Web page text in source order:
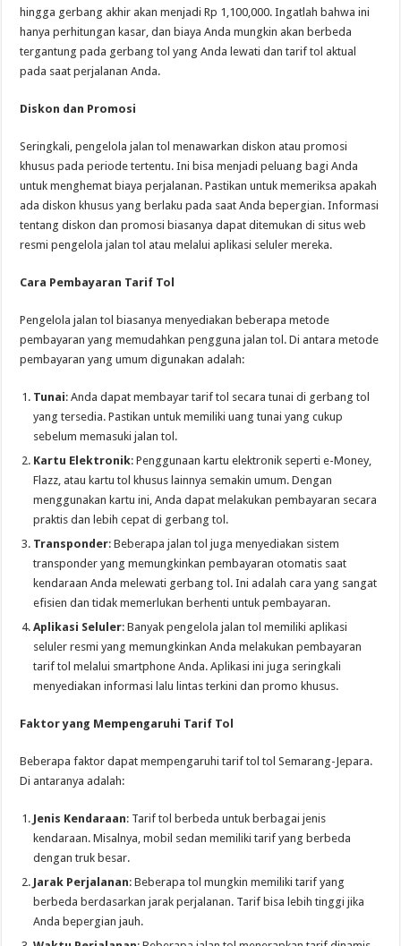
hingga gerbang akhir akan menjadi Rp 1,100,000. Ingatlah bahwa ini
hanya perhitungan kasar, dan biaya Anda mungkin akan berbeda
tergantung pada gerbang tol yang Anda lewati dan tarif tol aktual
pada saat perjalanan Anda.
Diskon dan Promosi
Seringkali, pengelola jalan tol menawarkan diskon atau promosi
khusus pada periode tertentu. Ini bisa menjadi peluang bagi Anda
untuk menghemat biaya perjalanan. Pastikan untuk memeriksa apakah
ada diskon khusus yang berlaku pada saat Anda bepergian. Informasi
tentang diskon dan promosi biasanya dapat ditemukan di situs web
resmi pengelola jalan tol atau melalui aplikasi seluler mereka.
Cara Pembayaran Tarif Tol
Pengelola jalan tol biasanya menyediakan beberapa metode
pembayaran yang memudahkan pengguna jalan tol. Di antara metode
pembayaran yang umum digunakan adalah:
Tunai: Anda dapat membayar tarif tol secara tunai di gerbang tol
yang tersedia. Pastikan untuk memiliki uang tunai yang cukup
sebelum memasuki jalan tol.
Kartu Elektronik: Penggunaan kartu elektronik seperti e-Money,
Flazz, atau kartu tol khusus lainnya semakin umum. Dengan
menggunakan kartu ini, Anda dapat melakukan pembayaran secara
praktis dan lebih cepat di gerbang tol.
Transponder: Beberapa jalan tol juga menyediakan sistem
transponder yang memungkinkan pembayaran otomatis saat
kendaraan Anda melewati gerbang tol. Ini adalah cara yang sangat
efisien dan tidak memerlukan berhenti untuk pembayaran.
Aplikasi Seluler: Banyak pengelola jalan tol memiliki aplikasi
seluler resmi yang memungkinkan Anda melakukan pembayaran
tarif tol melalui smartphone Anda. Aplikasi ini juga seringkali
menyediakan informasi lalu lintas terkini dan promo khusus.
Faktor yang Mempengaruhi Tarif Tol
Beberapa faktor dapat mempengaruhi tarif tol tol Semarang-Jepara.
Di antaranya adalah:
Jenis Kendaraan: Tarif tol berbeda untuk berbagai jenis
kendaraan. Misalnya, mobil sedan memiliki tarif yang berbeda
dengan truk besar.
Jarak Perjalanan: Beberapa tol mungkin memiliki tarif yang
berbeda berdasarkan jarak perjalanan. Tarif bisa lebih tinggi jika
Anda bepergian jauh.